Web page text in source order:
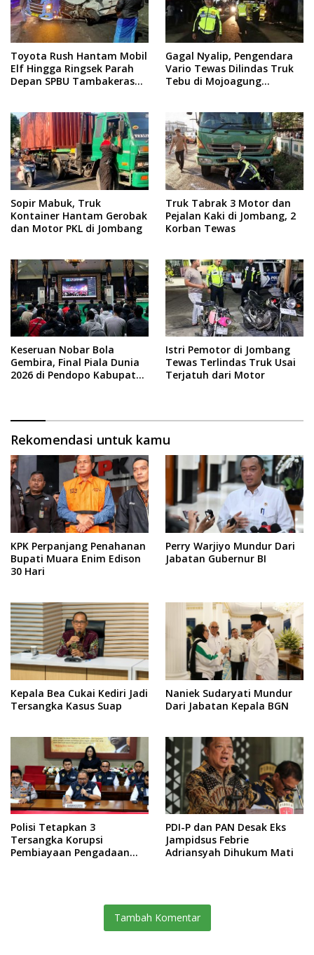
Toyota Rush Hantam Mobil
Elf Hingga Ringsek Parah
Depan SPBU Tambakeras
Gagal Nyalip, Pengendara
Vario Tewas Dilindas Truk
Tebu di Mojoagung
Sopir Mabuk, Truk
Kontainer Hantam Gerobak
dan Motor PKL di Jombang
Truk Tabrak 3 Motor dan
Pejalan Kaki di Jombang, 2
Korban Tewas
Keseruan Nobar Bola
Gembira, Final Piala Dunia
2026 di Pendopo Kabupaten
Istri Pemotor di Jombang
Tewas Terlindas Truk Usai
Terjatuh dari Motor
Rekomendasi untuk kamu
KPK Perpanjang Penahanan
Bupati Muara Enim Edison
30 Hari
Perry Warjiyo Mundur Dari
Jabatan Gubernur BI
Kepala Bea Cukai Kediri Jadi
Tersangka Kasus Suap
Naniek Sudaryati Mundur
Dari Jabatan Kepala BGN
Polisi Tetapkan 3
Tersangka Korupsi
Pembiayaan Pengadaan
PDI-P dan PAN Desak Eks
Jampidsus Febrie
Adriansyah Dihukum Mati
Tambah Komentar